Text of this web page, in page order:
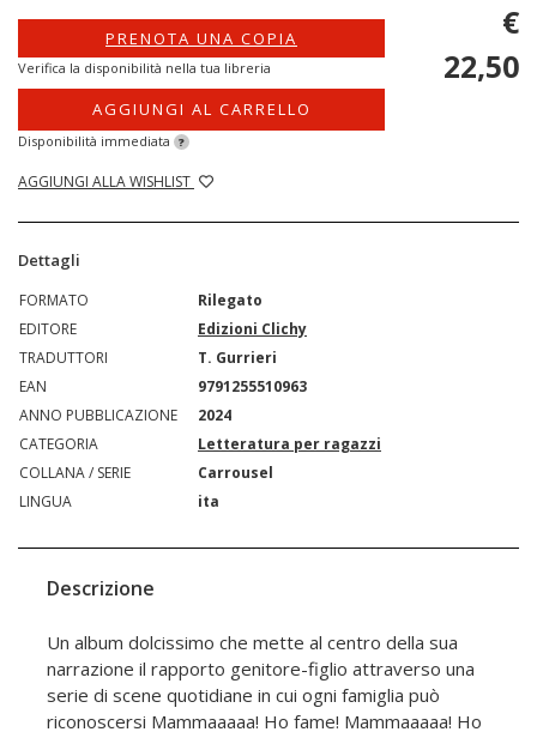
PRENOTA UNA COPIA
Verifica la disponibilità nella tua libreria
AGGIUNGI AL CARRELLO
Disponibilità immediata ?
AGGIUNGI ALLA WISHLIST
€
22,50
Dettagli
FORMATO
Rilegato
EDITORE
Edizioni Clichy
TRADUTTORI
T. Gurrieri
EAN
9791255510963
ANNO PUBBLICAZIONE
2024
CATEGORIA
Letteratura per ragazzi
COLLANA / SERIE
Carrousel
LINGUA
ita
Descrizione
Un album dolcissimo che mette al centro della sua
narrazione il rapporto genitore-figlio attraverso una
serie di scene quotidiane in cui ogni famiglia può
riconoscersi Mammaaaaa! Ho fame! Mammaaaaa! Ho